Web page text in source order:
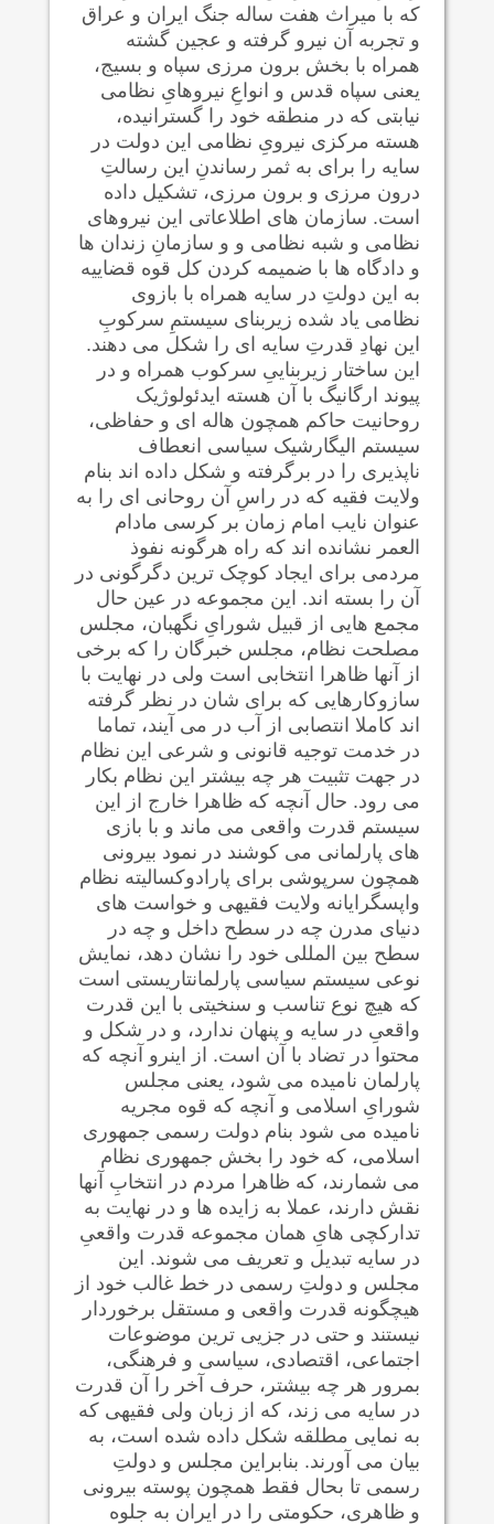
که با میراث هفت ساله جنگ ایران و عراق
و تجربه آن نیرو گرفته و عجین گشته
همراه با بخش برون مرزی سپاه و بسیج،
یعنی سپاه قدس و انواعِ نیروهایِ نظامی
نیابتی که در منطقه خود را گسترانیده،
هسته مرکزی نیرویِ نظامی این دولت در
سایه را برای به ثمر رساندنِ این رسالتِ
درون مرزی و برون مرزی، تشکیل داده
است. سازمان های اطلاعاتی این نیروهای
نظامی و شبه نظامی و و سازمانِ زندان ها
و دادگاه ها با ضمیمه کردن کل قوه قضاییه
به این دولتِ در سایه همراه با بازوی
نظامی یاد شده زیربنای سیستمِ سرکوبِ
این نهادِ قدرتِ سایه ای را شکل می دهند.
این ساختار زیربناییِ سرکوب همراه و در
پیوند ارگانیگ با آن هسته ایدئولوژیک
روحانیت حاکم همچون هاله ای و حفاظی،
سیستم الیگارشیک سیاسی انعطاف
ناپذیری را در برگرفته و شکل داده اند بنام
ولایت فقیه که در راسِ آن روحانی ای را به
عنوان نایب امام زمان بر کرسی مادام
العمر نشانده اند که راه هرگونه نفوذ
مردمی برای ایجاد کوچک ترین دگرگونی در
آن را بسته اند. این مجموعه در عین حال
مجمع هایی از قبیل شورایِ نگهبان، مجلس
مصلحت نظام، مجلس خبرگان را که برخی
از آنها ظاهرا انتخابی است ولی در نهایت با
سازوکارهایی که برای شان در نظر گرفته
اند کاملا انتصابی از آب در می آیند، تماما
در خدمت توجیه قانونی و شرعی این نظام
در جهت تثبیت هر چه بیشتر این نظام بکار
می رود. حال آنچه که ظاهرا خارج از این
سیستم قدرت واقعی می ماند و با بازی
های پارلمانی می کوشند در نمود بیرونی
همچون سرپوشی برای پارادوکسالیته نظام
واپسگرایانه ولایت فقیهی و خواست های
دنیای مدرن چه در سطح داخل و چه در
سطح بین المللی خود را نشان دهد، نمایش
نوعی سیستم سیاسی پارلمانتاریستی است
که هیچ نوع تناسب و سنخیتی با این قدرت
واقعیِ در سایه و پنهان ندارد، و در شکل و
محتوا در تضاد با آن است. از اینرو آنچه که
پارلمان نامیده می شود، یعنی مجلس
شورایِ اسلامی و آنچه که قوه مجریه
نامیده می شود بنام دولت رسمی جمهوری
اسلامی، که خود را بخش جمهوری نظام
می شمارند، که ظاهرا مردم در انتخابِ آنها
نقش دارند، عملا به زایده ها و در نهایت به
تدارکچی هایِ همان مجموعه قدرت واقعیِ
در سایه تبدیل و تعریف می شوند. این
مجلس و دولتِ رسمی در خط غالب خود از
هیچگونه قدرت واقعی و مستقل برخوردار
نیستند و حتی در جزیی ترین موضوعات
اجتماعی، اقتصادی، سیاسی و فرهنگی،
بمرور هر چه بیشتر، حرف آخر را آن قدرت
در سایه می زند، که از زبان ولی فقیهی که
به نمایی مطلقه شکل داده شده است، به
بیان می آورند. بنابراین مجلس و دولتِ
رسمی تا بحال فقط همچون پوسته بیرونی
و ظاهری، حکومتی را در ایران به جلوه